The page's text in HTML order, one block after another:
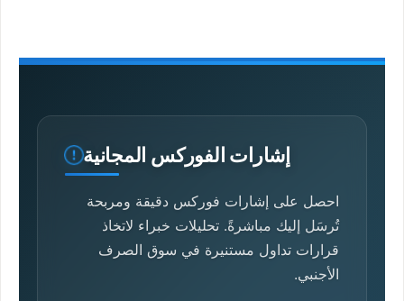
إشارات الفوركس المجانية
احصل على إشارات فوركس دقيقة ومربحة
تُرسَل إليك مباشرةً. تحليلات خبراء لاتخاذ
قرارات تداول مستنيرة في سوق الصرف
الأجنبي.